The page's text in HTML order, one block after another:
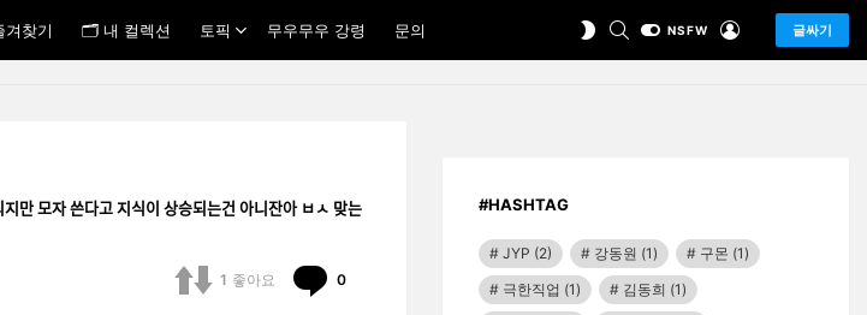
겨찾기 🗂 내 컬렉션 토픽 무우무우 강령 문의
SWITCHSEARCHNSFW 글싸기
모자 쓴다고 지식이 상승되는건 아니잔아 ㅂㅅ 맞는
1 좋아요 0
#HASHTAG
JYP (2) 강동원 (1) 구몬 (1)
극한직업 (1) 김동희 (1)